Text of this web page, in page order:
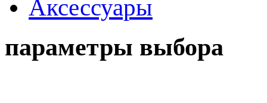
Аксессуары
параметры выбора